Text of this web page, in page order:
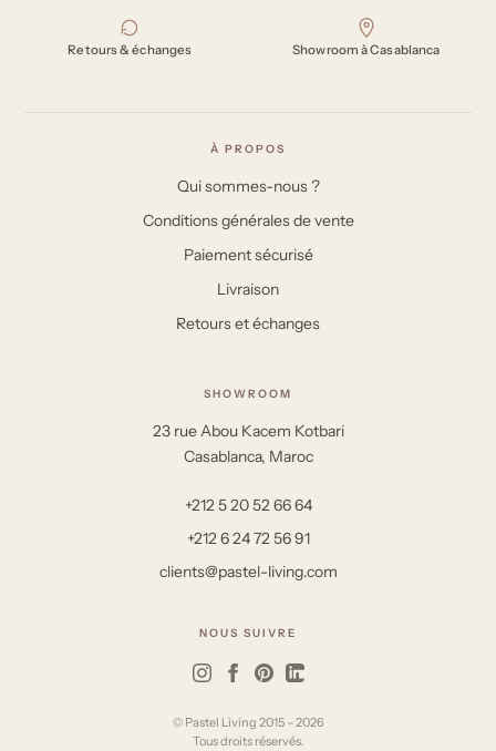
Retours & échanges Showroom à Casablanca
À PROPOS
Qui sommes-nous ?
Conditions générales de vente
Paiement sécurisé
Livraison
Retours et échanges
SHOWROOM
23 rue Abou Kacem Kotbari
Casablanca, Maroc
+212 5 20 52 66 64
+212 6 24 72 56 91
clients@pastel-living.com
NOUS SUIVRE
© Pastel Living 2015 – 2026
Tous droits réservés.